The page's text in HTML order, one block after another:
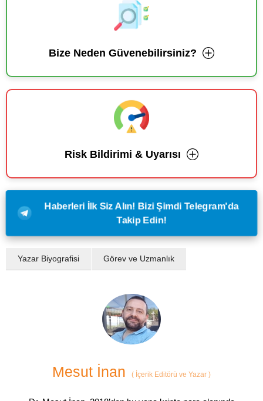
Bize Neden Güvenebilirsiniz?
Risk Bildirimi & Uyarısı
Haberleri İlk Siz Alın! Bizi Şimdi Telegram'da
Takip Edin!
Yazar Biyografisi Görev ve Uzmanlık
Mesut İnan ( İçerik Editörü ve Yazar )